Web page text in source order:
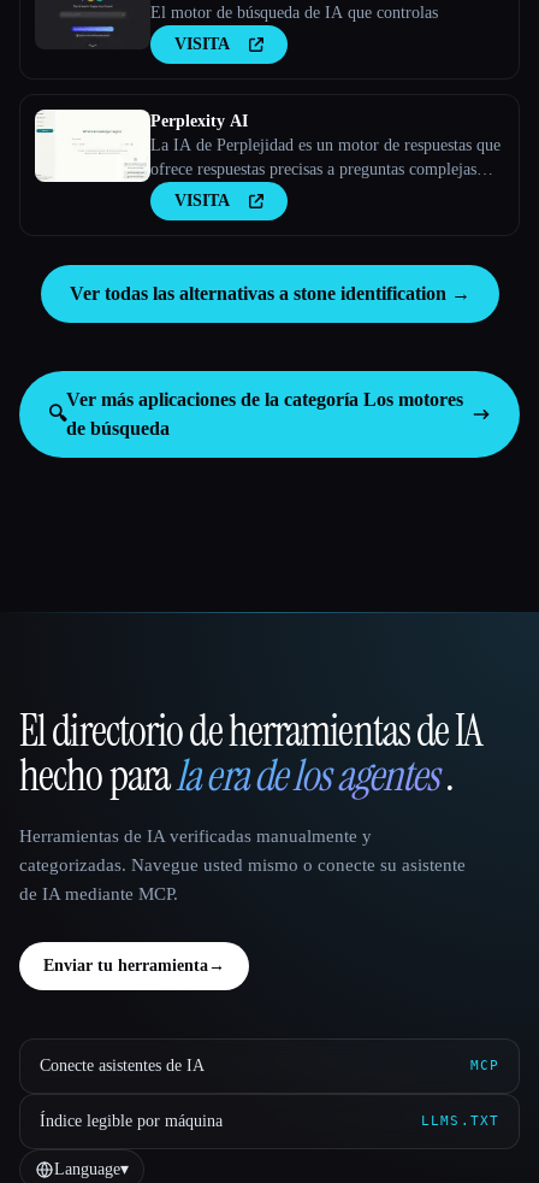
El motor de búsqueda de IA que controlas
VISITA
Perplexity AI
La IA de Perplejidad es un motor de respuestas que
ofrece respuestas precisas a preguntas complejas
mediante modelos lingüísticos grandes.
VISITA
Ver todas las alternativas a stone identification →
🔍
Ver más aplicaciones de la categoría Los motores
de búsqueda
That AI Collection
El directorio de herramientas de IA
hecho parala era de los agentes.
Herramientas de IA verificadas manualmente y
categorizadas. Navegue usted mismo o conecte su asistente
de IA mediante MCP.
Enviar tu herramienta→
Conecte asistentes de IA MCP
Índice legible por máquina LLMS.TXT
Language▾